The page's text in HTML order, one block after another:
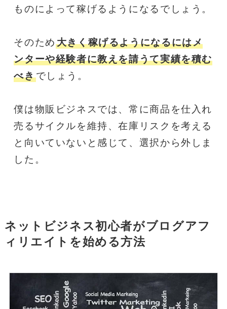
ものによって稼げるようになるでしょう。
そのため 大きく稼げるようになるにはメ
ンターや経験者に教えを請うて実績を積む
べきでしょう。
僕は物販ビジネスでは、常に商品を仕入れ
売るサイクルを維持、在庫リスクを考える
と向いていないと感じて、選択から外しま
した。
ネットビジネス初心者がブログアフ
ィリエイトを始める方法